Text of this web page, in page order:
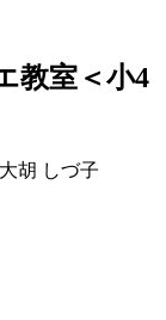
教室＜小4
大胡 しづ子